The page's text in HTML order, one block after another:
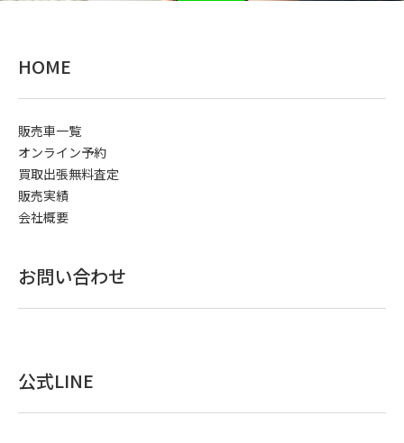
HOME
販売車一覧
オンライン予約
買取出張無料査定
販売実績
会社概要
お問い合わせ
公式LINE